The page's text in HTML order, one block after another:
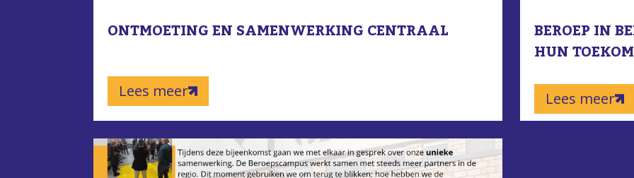
ONTMOETING EN SAMENWERKING CENTRAAL
Lees meer
BEROEP IN
HUN
Lees meer